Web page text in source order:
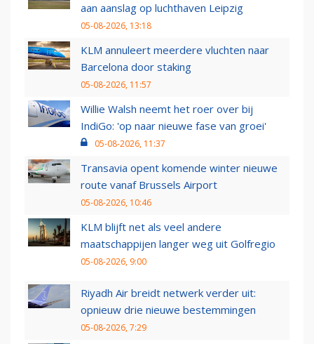
aan aanslag op luchthaven Leipzig
05-08-2026, 13:18
KLM annuleert meerdere vluchten naar
Barcelona door staking
05-08-2026, 11:57
Willie Walsh neemt het roer over bij
IndiGo: 'op naar nieuwe fase van groei'
05-08-2026, 11:37
Transavia opent komende winter nieuwe
route vanaf Brussels Airport
05-08-2026, 10:46
KLM blijft net als veel andere
maatschappijen langer weg uit Golfregio
05-08-2026, 9:00
Riyadh Air breidt netwerk verder uit:
opnieuw drie nieuwe bestemmingen
05-08-2026, 7:29